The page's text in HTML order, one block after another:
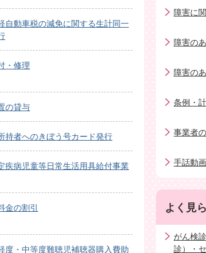
自動車税の減免に関する生計同一
・修理
の貸与
持者へのきぼう号カード発行
疾病児童等日常生活用具給付事業
金の割引
度・中等度難聴児補聴器購入費助
障害に
障害の
障害の
条例・
事業者
手話動画
よく見
がん検
診）・